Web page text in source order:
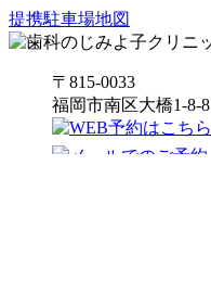
提携駐車場地図
〒815-0033
福岡市南区大橋1-8-